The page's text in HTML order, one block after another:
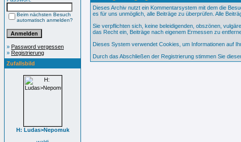
Beim nächsten Besuch
automatisch anmelden?
» Password vergessen
» Registrierung
Zufallsbild
H: Ludas>Nepomuk
Dieses Archiv nutzt ein Kommentarsystem mit dem die
es für uns unmöglich, alle Beiträge zu überprüfen. Alle
Sie verpflichten sich, keine beleidigenden, obszönen,
das Recht ein, Beiträge nach eigenem Ermessen zu
Dieses System verwendet Cookies, um Informationen auf
Durch das Abschließen der Registrierung stimmen Sie